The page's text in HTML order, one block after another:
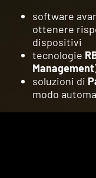
software
ottenere
dispositivi
tecnologie
soluzioni di
modo